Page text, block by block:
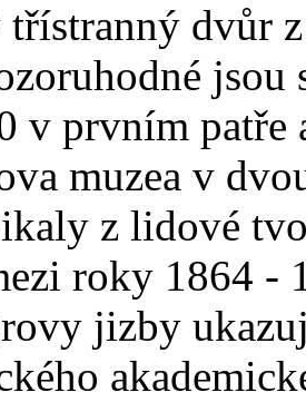
dvůr
v prvním patře
muzea v
z lidové
roky 1864 -
jizby